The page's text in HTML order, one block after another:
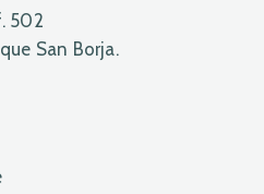
502
San Borja.